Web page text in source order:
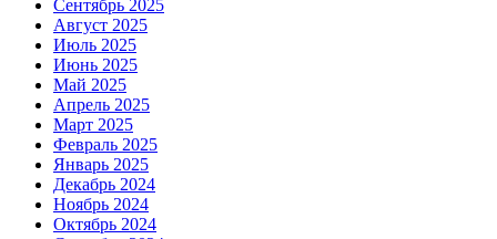
Сентябрь 2025
Август 2025
Июль 2025
Июнь 2025
Май 2025
Апрель 2025
Март 2025
Февраль 2025
Январь 2025
Декабрь 2024
Ноябрь 2024
Октябрь 2024